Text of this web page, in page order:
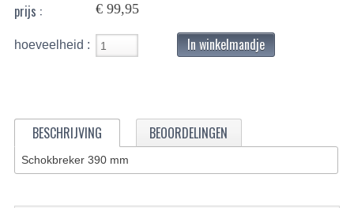
BASHAN 200S-7-200S-A
BRANDSTOF SYSTEEM
KABELS
KAPPEN EN FRAME
prijs :
€ 99,95
hoeveelheid : In winkelmandje
BESCHRIJVING BEOORDELINGEN
Schokbreker 390 mm